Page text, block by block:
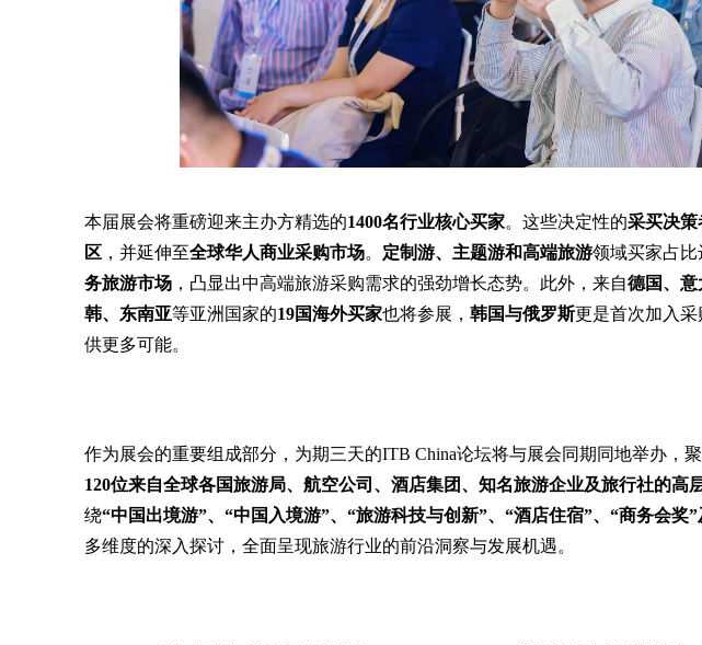
本届展会将重磅迎来主办方精选的1400名行业核心买家。这些决定性的采买决策
区 ，并延伸至全球华人商业采购市场。 定制游、主题游和高端旅游领域买家占比
务旅游市场 ，凸显出中高端旅游采购需求的强劲增长态势。此外，来自德国、意
韩、东南亚等亚洲国家的19国海外买家也将参展， 韩国与俄罗斯更是首次加入
供更多可能。
作为展会的重要组成部分，为期三天的ITB China论坛将与展会同期同地举办，
120位来自全球各国旅游局、航空公司、酒店集团、知名旅游企业及旅行社的高
绕“中国出境游”、“中国入境游”、“旅游科技与创新”、“酒店住宿”、“商务会奖
多维度的深入探讨，全面呈现旅游行业的前沿洞察与发展机遇。